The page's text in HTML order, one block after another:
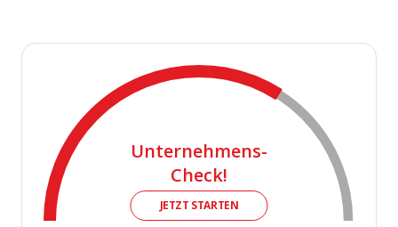
Unternehmens-
Check!
JETZT STARTEN